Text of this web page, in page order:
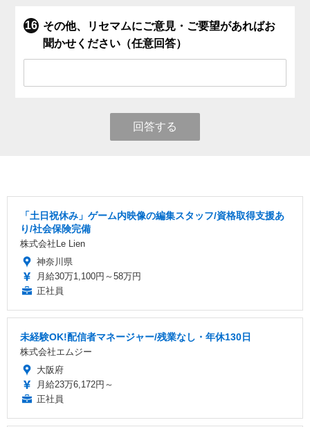
その他、リセマムにご意見・ご要望があればお
聞かせください（任意回答）
回答する
「土日祝休み」ゲーム内映像の編集スタッフ/資格取得支援あ
り/社会保険完備
株式会社Le Lien
神奈川県
月給30万1,100円～58万円
正社員
未経験OK!配信者マネージャー/残業なし・年休130日
株式会社エムジー
大阪府
月給23万6,172円～
正社員